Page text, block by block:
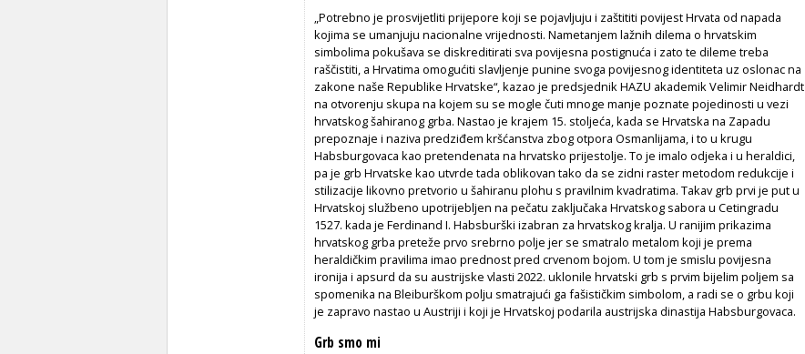
„Potrebno je prosvijetliti prijepore koji se pojavljuju i zaštititi povijest Hrvata od napada
kojima se umanjuju nacionalne vrijednosti. Nametanjem lažnih dilema o hrvatskim
simbolima pokušava se diskreditirati sva povijesna postignuća i zato te dileme treba
raščistiti, a Hrvatima omogućiti slavljenje punine svoga povijesnog identiteta uz oslonac na
zakone naše Republike Hrvatske“, kazao je predsjednik HAZU akademik Velimir Neidhardt
na otvorenju skupa na kojem su se mogle čuti mnoge manje poznate pojedinosti u vezi
hrvatskog šahiranog grba. Nastao je krajem 15. stoljeća, kada se Hrvatska na Zapadu
prepoznaje i naziva predziđem kršćanstva zbog otpora Osmanlijama, i to u krugu
Habsburgovaca kao pretendenata na hrvatsko prijestolje. To je imalo odjeka i u heraldici,
pa je grb Hrvatske kao utvrde tada oblikovan tako da se zidni raster metodom redukcije i
stilizacije likovno pretvorio u šahiranu plohu s pravilnim kvadratima. Takav grb prvi je put u
Hrvatskoj službeno upotrijebljen na pečatu zaključaka Hrvatskog sabora u Cetingradu
1527. kada je Ferdinand I. Habsburški izabran za hrvatskog kralja. U ranijim prikazima
hrvatskog grba preteže prvo srebrno polje jer se smatralo metalom koji je prema
heraldičkim pravilima imao prednost pred crvenom bojom. U tom je smislu povijesna
ironija i apsurd da su austrijske vlasti 2022. uklonile hrvatski grb s prvim bijelim poljem sa
spomenika na Bleiburškom polju smatrajući ga fašističkim simbolom, a radi se o grbu koji
je zapravo nastao u Austriji i koji je Hrvatskoj podarila austrijska dinastija Habsburgovaca.
Grb smo mi